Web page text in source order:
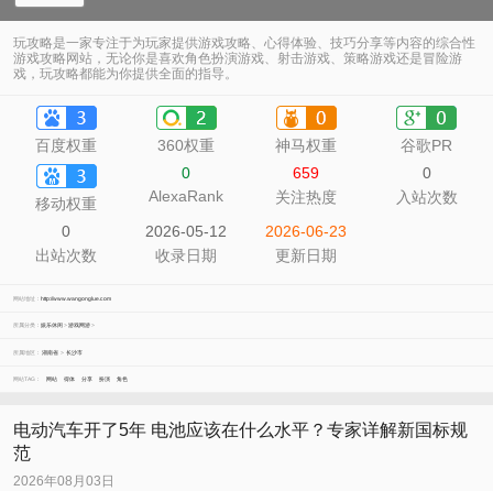
玩攻略是一家专注于为玩家提供游戏攻略、心得体验、技巧分享等内容的综合性
游戏攻略网站，无论你是喜欢角色扮演游戏、射击游戏、策略游戏还是冒险游
戏，玩攻略都能为你提供全面的指导。
百度权重 360权重 神马权重 谷歌PR
移动权重
0
AlexaRank
659
关注热度
0
入站次数
0
出站次数
2026-05-12
收录日期
2026-06-23
更新日期
网站地址： http://www.wangonglue.com
所属分类： 娱乐休闲>游戏网游>
所属地区： 湖南省> 长沙市
网站TAG： 网站 得体 分享 扮演 角色
电动汽车开了5年 电池应该在什么水平？专家详解新国标规
范
2026年08月03日